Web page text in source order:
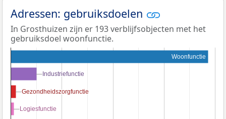
Adressen: gebruiksdoelen
In Grosthuizen zijn er 193 verblijfsobjecten met het
gebruiksdoel woonfunctie.
Woonfunctie
Industriefunctie
Industriefunctie
Gezondheidszorgfunctie
Gezondheidszorgfunctie
Logiesfunctie
Logiesfunctie